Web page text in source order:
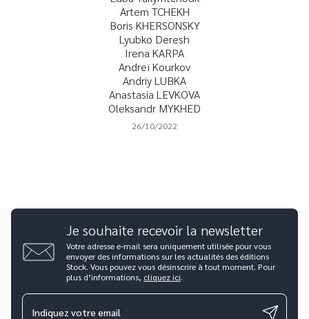
Artem TCHEKH
Boris KHERSONSKY
Lyubko Deresh
Irena KARPA
Andreï Kourkov
Andriy LUBKA
Anastasia LEVKOVA
Oleksandr MYKHED
26/10/2022
Je souhaite recevoir la newsletter
Votre adresse e-mail sera uniquement utilisée pour vous
envoyer des informations sur les actualités des éditions
Stock. Vous pouvez vous désinscrire à tout moment. Pour
plus d’informations, cliquez ici.
Indiquez votre email